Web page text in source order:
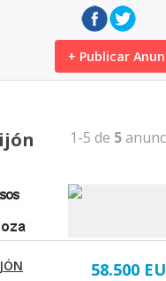
+ Publicar
1-5 de 5
58.500